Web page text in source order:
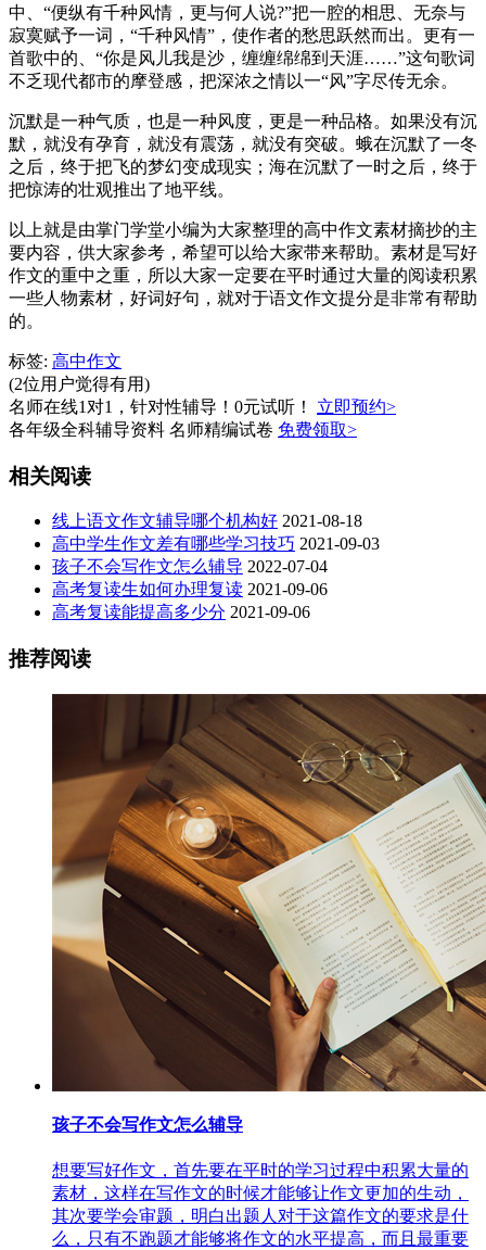
中、“便纵有千种风情，更与何人说?”把一腔的相思、无奈与
寂寞赋予一词，“千种风情”，使作者的愁思跃然而出。更有一
首歌中的、“你是风儿我是沙，缠缠绵绵到天涯……”这句歌词
不乏现代都市的摩登感，把深浓之情以一“风”字尽传无余。
沉默是一种气质，也是一种风度，更是一种品格。如果没有沉
默，就没有孕育，就没有震荡，就没有突破。蛾在沉默了一冬
之后，终于把飞的梦幻变成现实；海在沉默了一时之后，终于
把惊涛的壮观推出了地平线。
以上就是由掌门学堂小编为大家整理的高中作文素材摘抄的主
要内容，供大家参考，希望可以给大家带来帮助。素材是写好
作文的重中之重，所以大家一定要在平时通过大量的阅读积累
一些人物素材，好词好句，就对于语文作文提分是非常有帮助
的。
标签: 高中作文
(2位用户觉得有用)
名师在线1对1，针对性辅导！0元试听！
立即预约>
各年级全科辅导资料 名师精编试卷 免费领取>
相关阅读
线上语文作文辅导哪个机构好 2021-08-18
高中学生作文差有哪些学习技巧 2021-09-03
孩子不会写作文怎么辅导 2022-07-04
高考复读生如何办理复读 2021-09-06
高考复读能提高多少分 2021-09-06
推荐阅读
孩子不会写作文怎么辅导
想要写好作文，首先要在平时的学习过程中积累大量的
素材，这样在写作文的时候才能够让作文更加的生动，
其次要学会审题，明白出题人对于这篇作文的要求是什
么，只有不跑题才能够将作文的水平提高，而且最重要